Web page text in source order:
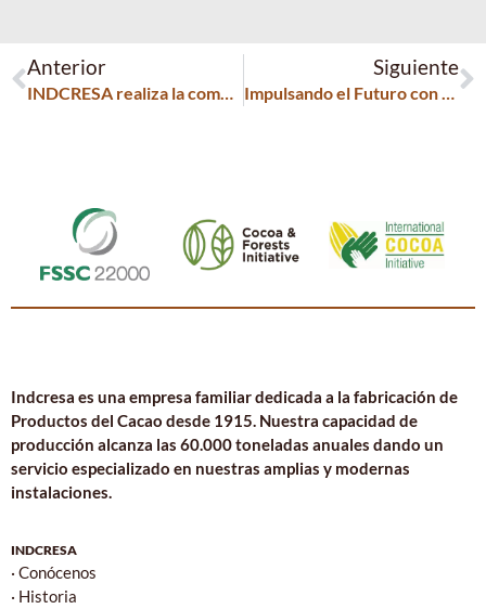
Anterior
INDCRESA realiza la comunicación sobre el Informe de Progreso del Pacto Mundial de las Naciones Unidas – Memoria Sostenibilidad 2020
Siguiente
Impulsando el Futuro con Indcresa 2
Indcresa es una empresa familiar dedicada a la fabricación de
Productos del Cacao desde 1915. Nuestra capacidad de
producción alcanza las 60.000 toneladas anuales dando un
servicio especializado en nuestras amplias y modernas
instalaciones.
INDCRESA
· Conócenos
· Historia